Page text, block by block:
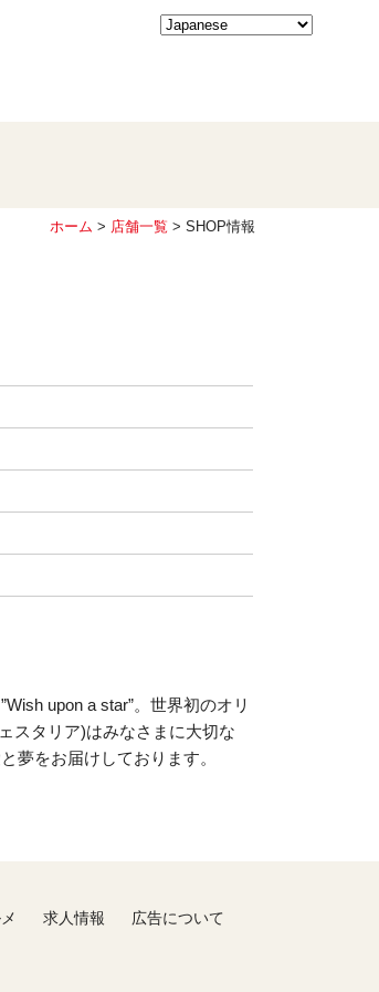
ホーム > 店舗一覧 > SHOP情報
upon a star”。世界初のオリ
スタリア)はみなさまに大切な
夢をお届けしております。
求人情報
広告について